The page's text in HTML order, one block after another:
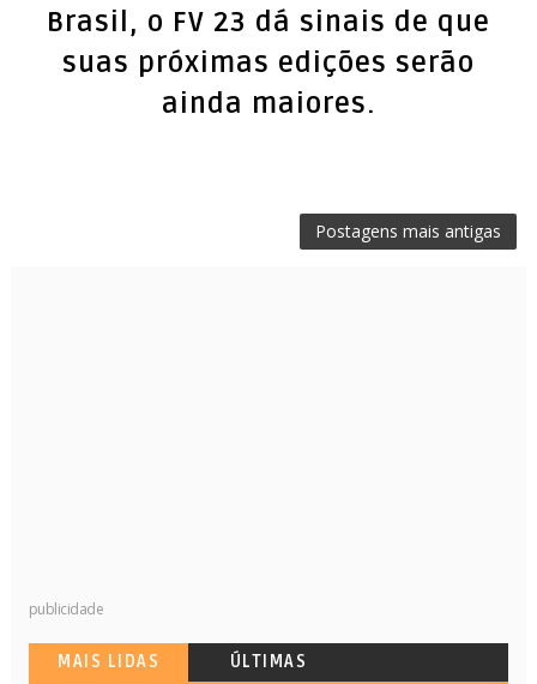
Brasil, o FV 23 dá sinais de que
suas próximas edições serão
ainda maiores.
Postagens mais antigas
publicidade
MAIS LIDAS ÚLTIMAS